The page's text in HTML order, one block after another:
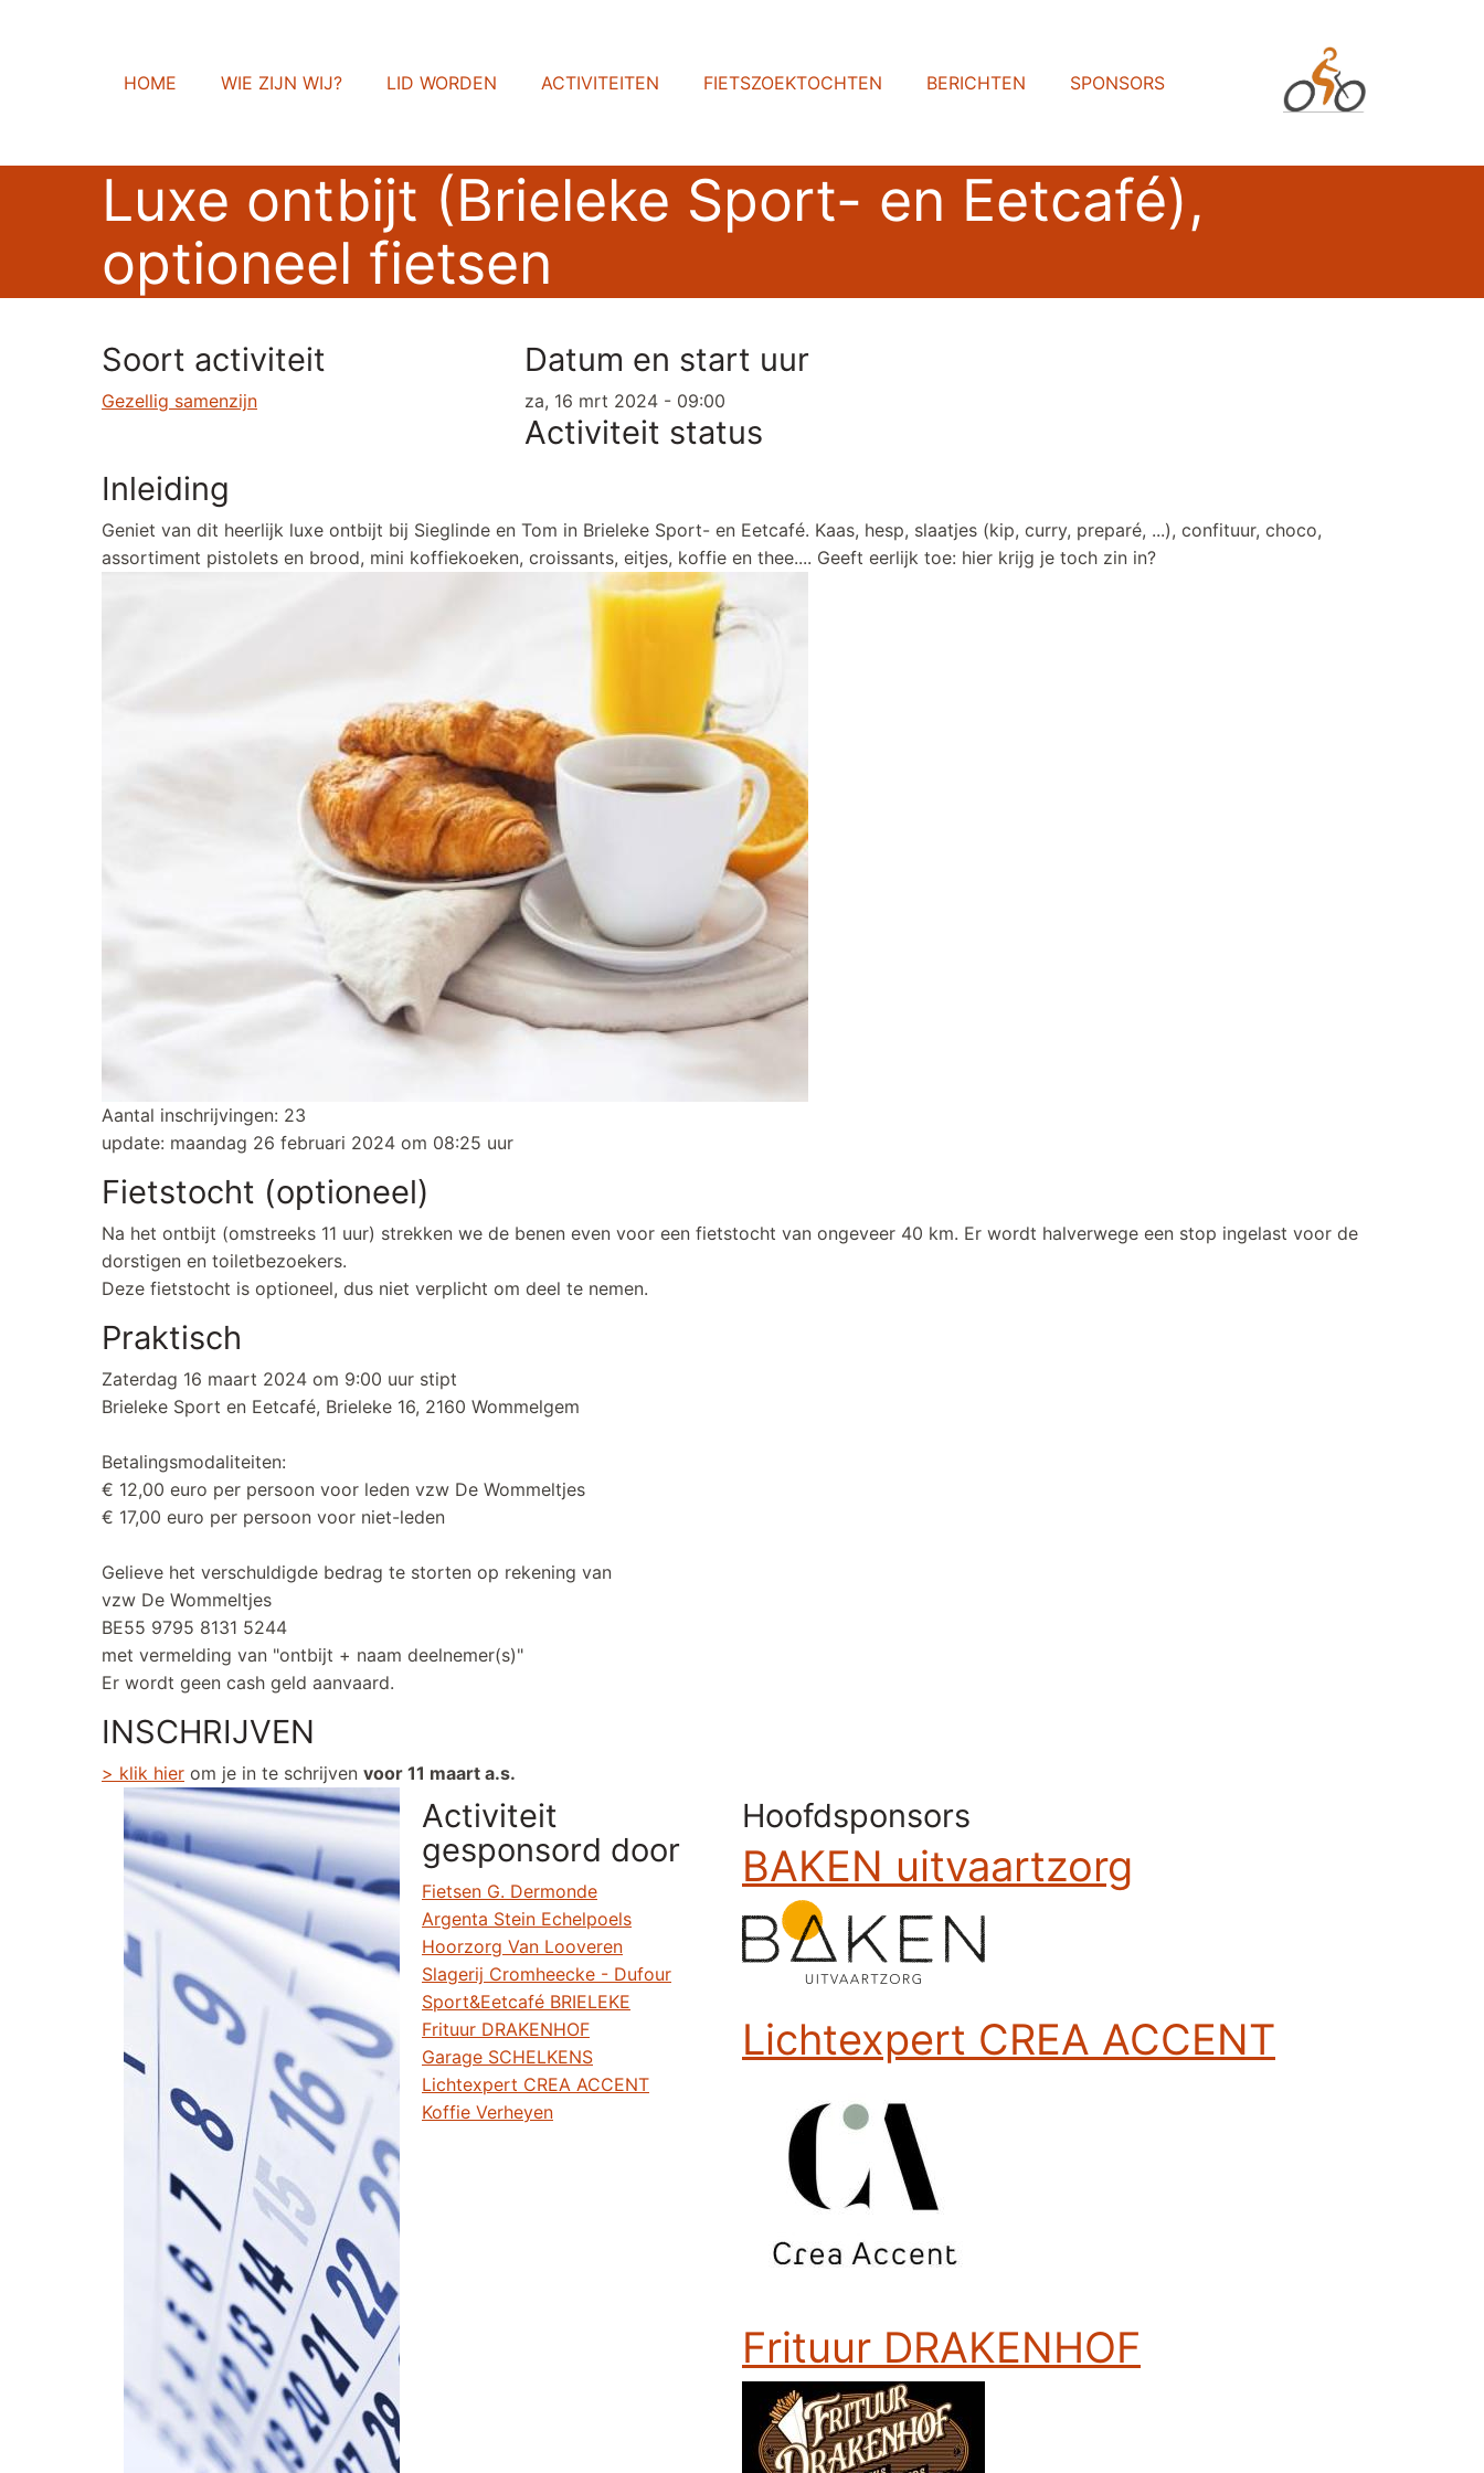
HOME WIE ZIJN WIJ? LID WORDEN ACTIVITEITEN FIETSZOEKTOCHTEN BERICHTEN SPONSORS
Luxe ontbijt (Brieleke Sport- en Eetcafé),
optioneel fietsen
Soort activiteit
Gezellig samenzijn
Datum en start uur
za, 16 mrt 2024 - 09:00
Activiteit status
Inleiding
Geniet van dit heerlijk luxe ontbijt bij Sieglinde en Tom in Brieleke Sport- en Eetcafé. Kaas, hesp, slaatjes (kip, curry, preparé, ...), confituur, choco,
assortiment pistolets en brood, mini koffiekoeken, croissants, eitjes, koffie en thee.... Geeft eerlijk toe: hier krijg je toch zin in?
Aantal inschrijvingen: 23
update: maandag 26 februari 2024 om 08:25 uur
Fietstocht (optioneel)
Na het ontbijt (omstreeks 11 uur) strekken we de benen even voor een fietstocht van ongeveer 40 km. Er wordt halverwege een stop ingelast voor de
dorstigen en toiletbezoekers.
Deze fietstocht is optioneel, dus niet verplicht om deel te nemen.
Praktisch
Zaterdag 16 maart 2024 om 9:00 uur stipt
Brieleke Sport en Eetcafé, Brieleke 16, 2160 Wommelgem
Betalingsmodaliteiten:
€ 12,00 euro per persoon voor leden vzw De Wommeltjes
€ 17,00 euro per persoon voor niet-leden
Gelieve het verschuldigde bedrag te storten op rekening van
vzw De Wommeltjes
BE55 9795 8131 5244
met vermelding van "ontbijt + naam deelnemer(s)"
Er wordt geen cash geld aanvaard.
INSCHRIJVEN
> klik hier om je in te schrijven voor 11 maart a.s.
Activiteit
gesponsord door
Fietsen G. Dermonde
Argenta Stein Echelpoels
Hoorzorg Van Looveren
Slagerij Cromheecke - Dufour
Sport&Eetcafé BRIELEKE
Frituur DRAKENHOF
Garage SCHELKENS
Lichtexpert CREA ACCENT
Koffie Verheyen
Hoofdsponsors
BAKEN uitvaartzorg
Lichtexpert CREA ACCENT
Frituur DRAKENHOF